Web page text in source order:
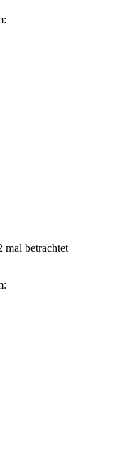
betrachtet